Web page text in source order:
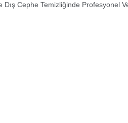
Dış Cephe Temizliğinde Profesyonel